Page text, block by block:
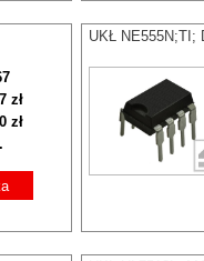
zł
zł
UKŁ NE555N;TI;